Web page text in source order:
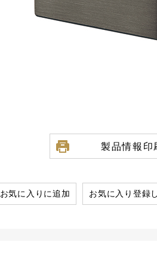
製品情報印
お気に入りに追加 お気に入り登録